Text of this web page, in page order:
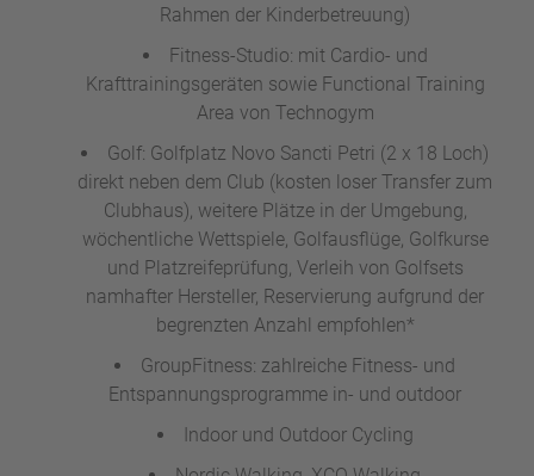
Rahmen der Kinderbetreuung)
Fitness-Studio: mit Cardio- und
Krafttrainingsgeräten sowie Functional Training
Area von Technogym
Golf: Golfplatz Novo Sancti Petri (2 x 18 Loch)
direkt neben dem Club (kosten loser Transfer zum
Clubhaus), weitere Plätze in der Umgebung,
wöchentliche Wettspiele, Golfausflüge, Golfkurse
und Platzreifeprüfung, Verleih von Golfsets
namhafter Hersteller, Reservierung aufgrund der
begrenzten Anzahl empfohlen*
GroupFitness: zahlreiche Fitness- und
Entspannungsprogramme in- und outdoor
Indoor und Outdoor Cycling